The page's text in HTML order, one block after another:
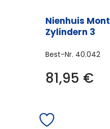
Nienhuis
Zylindern 3
Best-Nr. 40.042
81,95 €